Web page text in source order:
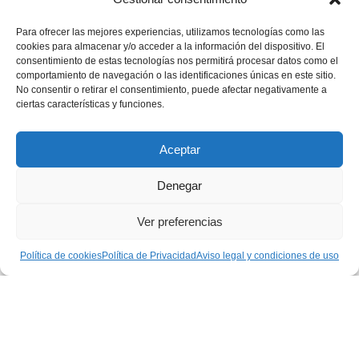
Para ofrecer las mejores experiencias, utilizamos tecnologías como las
cookies para almacenar y/o acceder a la información del dispositivo. El
consentimiento de estas tecnologías nos permitirá procesar datos como el
comportamiento de navegación o las identificaciones únicas en este sitio.
No consentir o retirar el consentimiento, puede afectar negativamente a
ciertas características y funciones.
Aceptar
Denegar
Ver preferencias
Política de cookiesPolítica de PrivacidadAviso legal y condiciones de uso
original
era:
955,00€.
actual
es:
793,00€.
WhatsApp
TikTok
Instagram